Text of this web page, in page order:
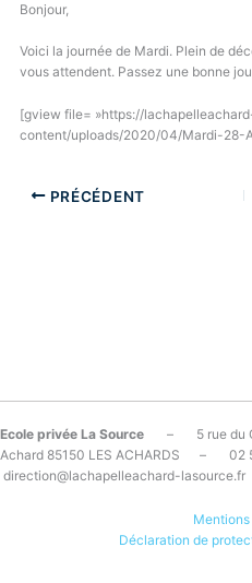
Bonjour,
Voici la journée de Mardi. Plein de
vous attendent. Passez une bonne
[gview file= »https://
content/uploads/2020/04/Mardi-28-
PRÉCÉDENT
Ecole privée La Source – 5 rue du
Achard 85150 LES ACHARDS –
direction@lachapelleachard-lasource.fr
Déclaration de